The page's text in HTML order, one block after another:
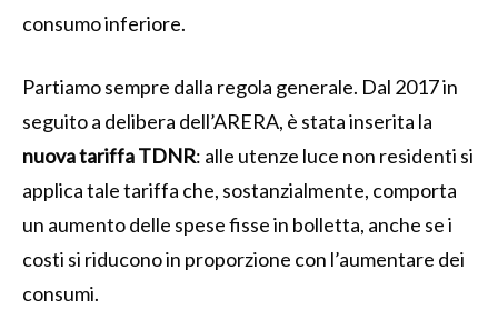
consumo inferiore.
Partiamo sempre dalla regola generale. Dal 2017 in
seguito a delibera dell’ARERA, è stata inserita la
nuova tariffa TDNR: alle utenze luce non residenti si
applica tale tariffa che, sostanzialmente, comporta
un aumento delle spese fisse in bolletta, anche se i
costi si riducono in proporzione con l’aumentare dei
consumi.